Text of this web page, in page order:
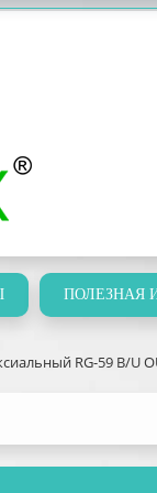
ПОЛЕЗНАЯ
RG-59 B/U